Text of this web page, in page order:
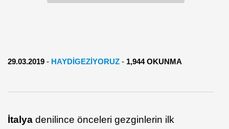
29.03.2019 - HAYDIGEZIYORUZ - 1,944 OKUNMA
İtalya denilince önceleri gezginlerin ilk